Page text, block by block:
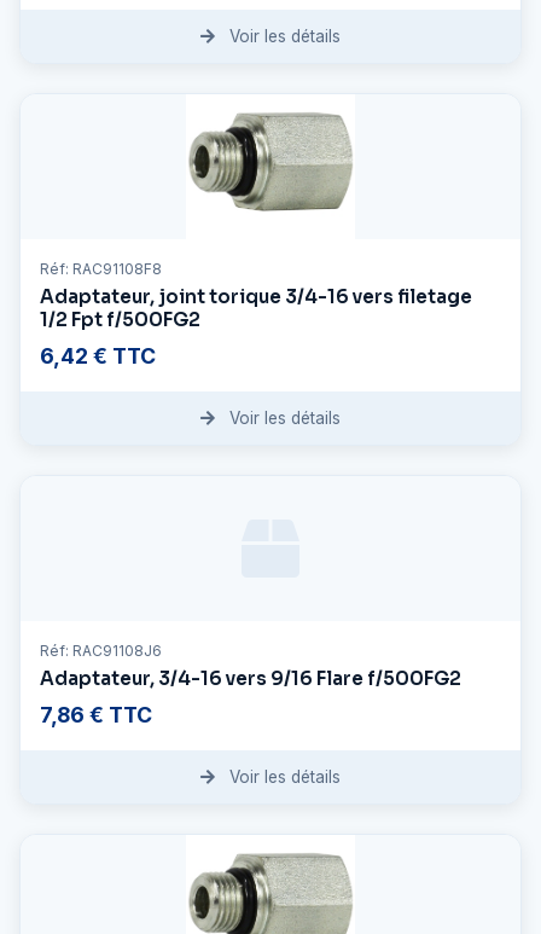
Voir les détails
Réf: RAC91108F8
Adaptateur, joint torique 3/4-16 vers filetage
1/2 Fpt f/500FG2
6,42 € TTC
Voir les détails
Réf: RAC91108J6
Adaptateur, 3/4-16 vers 9/16 Flare f/500FG2
7,86 € TTC
Voir les détails